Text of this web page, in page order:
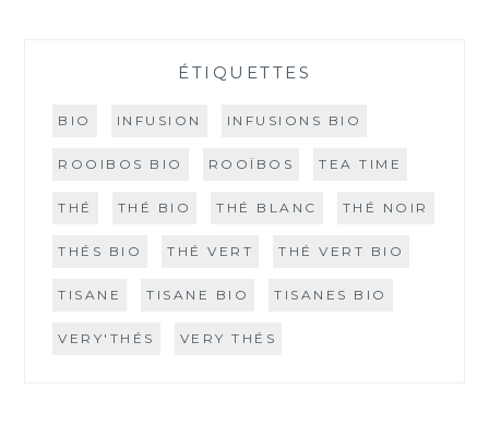
ÉTIQUETTES
BIO INFUSION INFUSIONS BIO
ROOIBOS BIO ROOÏBOS TEA TIME
THÉ THÉ BIO THÉ BLANC THÉ NOIR
THÉS BIO THÉ VERT THÉ VERT BIO
TISANE TISANE BIO TISANES BIO
VERY'THÉS VERY THÉS